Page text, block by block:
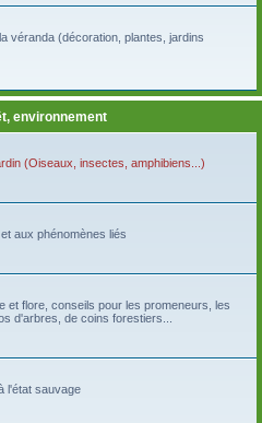
véranda (décoration, plantes, jardins
environnement
(Oiseaux, insectes, amphibiens...)
aux phénomènes liés
et flore, conseils pour les promeneurs, les
d'arbres, de coins forestiers...
l'état sauvage